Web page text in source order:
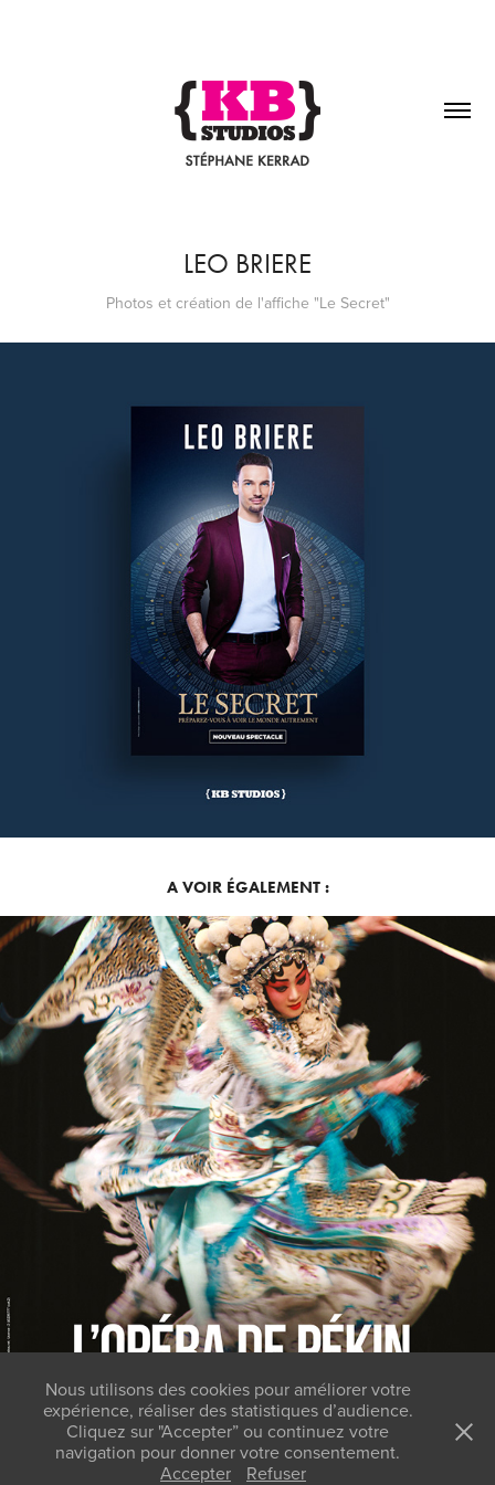
LEO BRIERE
Photos et création de l'affiche "Le Secret"
A VOIR ÉGALEMENT :
OPÉRA DE PEKIN
KB Studios Paris - Stéphane Kerrad - Créateur d'image depuis
2005 - 01 43 95 01 39 - stephane@kbstudios.net
Nous utilisons des cookies pour améliorer votre
expérience, réaliser des statistiques d’audience.
Cliquez sur "Accepter” ou continuez votre
navigation pour donner votre consentement.
Accepter
Refuser